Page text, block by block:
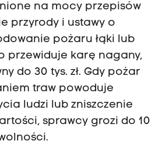
na mocy przepisów
przyrody i ustawy o
pożaru łąki lub
przewiduje karę nagany,
do 30 tys. zł. Gdy pożar
traw powoduje
ludzi lub zniszczenie
sprawcy grozi do 10